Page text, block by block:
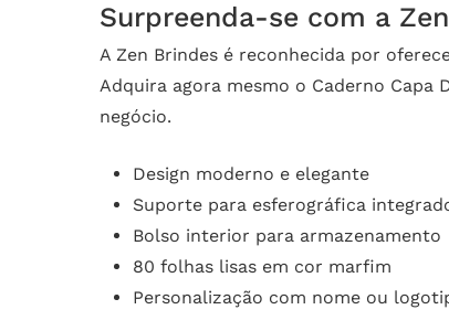
Surpreenda-se com a
A Zen Brindes é reconhecida por
Adquira agora mesmo o Caderno
negócio.
Design moderno e elegante
Suporte para esferográfica
Bolso interior para armazenamento
80 folhas lisas em cor marfim
Personalização com nome ou